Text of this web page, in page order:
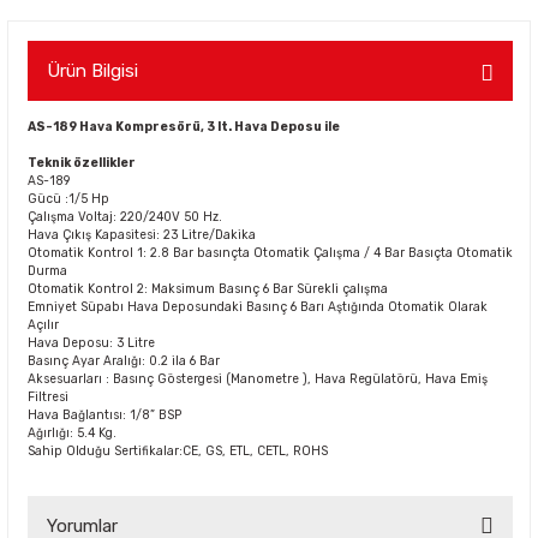
Ürün Bilgisi
AS-189 Hava Kompresörü, 3 lt. Hava Deposu ile
Teknik özellikler
AS-189
Gücü :1/5 Hp
Çalışma Voltaj: 220/240V 50 Hz.
Hava Çıkış Kapasitesi: 23 Litre/Dakika
Otomatik Kontrol 1: 2.8 Bar basınçta Otomatik Çalışma / 4 Bar Basıçta Otomatik
Durma
Otomatik Kontrol 2: Maksimum Basınç 6 Bar Sürekli çalışma
Emniyet Süpabı Hava Deposundaki Basınç 6 Barı Aştığında Otomatik Olarak
Açılır
Hava Deposu: 3 Litre
Basınç Ayar Aralığı: 0.2 ila 6 Bar
Aksesuarları : Basınç Göstergesi (Manometre ), Hava Regülatörü, Hava Emiş
Filtresi
Hava Bağlantısı: 1/8” BSP
Ağırlığı: 5.4 Kg.
Sahip Olduğu Sertifikalar:CE, GS, ETL, CETL, ROHS
Yorumlar